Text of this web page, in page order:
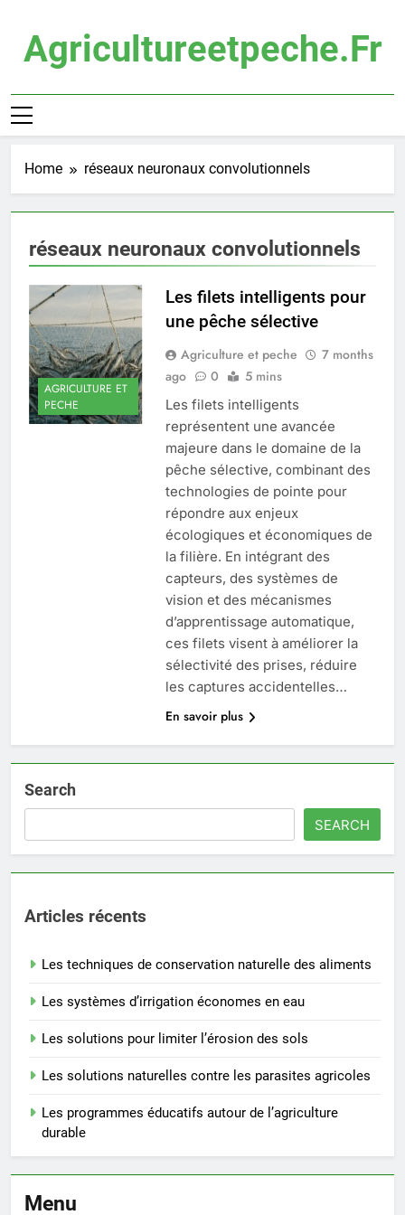
contentAgricultureetpeche.fr
Home réseaux neuronaux convolutionnels
réseaux neuronaux convolutionnels
AGRICULTURE ET
PECHE
Les filets intelligents pour
une pêche sélective
Agriculture et peche
7 months
ago
0 5 mins
Les filets intelligents
représentent une avancée
majeure dans le domaine de la
pêche sélective, combinant des
technologies de pointe pour
répondre aux enjeux
écologiques et économiques de
la filière. En intégrant des
capteurs, des systèmes de
vision et des mécanismes
d’apprentissage automatique,
ces filets visent à améliorer la
sélectivité des prises, réduire
les captures accidentelles…
En savoir plus
Search
SEARCH
Articles récents
Les techniques de conservation naturelle des aliments
Les systèmes d’irrigation économes en eau
Les solutions pour limiter l’érosion des sols
Les solutions naturelles contre les parasites agricoles
Les programmes éducatifs autour de l’agriculture
durable
Menu